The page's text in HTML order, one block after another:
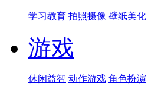
学习教育 拍照摄像 壁纸美化
游戏
休闲益智 动作游戏 角色扮演